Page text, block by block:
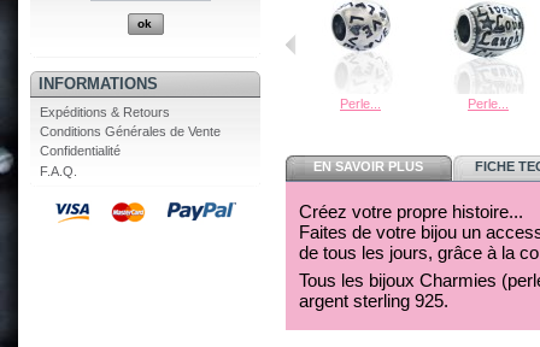
INFORMATIONS
Expéditions & Retours
Conditions Générales de Vente
Confidentialité
F.A.Q.
Perle... Perle...
EN SAVOIR PLUS FICHE
Créez votre propre histoire...
Faites de votre bijou un
de tous les jours, grâce à la
Tous les bijoux Charmies
argent sterling 925.